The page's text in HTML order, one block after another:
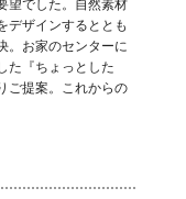
望でした。自然素材
デザインするととも
。お家のセンターに
た『ちょっとした
ご提案。これからの